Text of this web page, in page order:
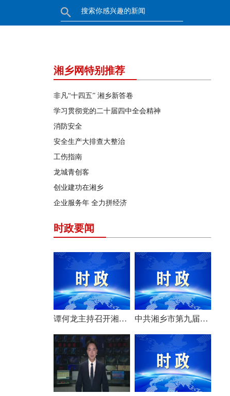
湘乡网特别推荐
非凡“十四五” 湘乡新答卷
学习贯彻党的二十届四中全会精神
消防安全
安全生产大排查大整治
工伤指南
龙城青创客
创业建功在湘乡
企业服务年 全力拼经济
时政要闻
谭何龙主持召开湘乡市第九届市委常委会（扩大）会议 中共湘乡市第九届委员会举行第一次全体会议 选举产生新一届市委常委班子